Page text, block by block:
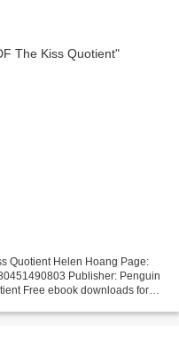
Quotient Helen Hoang Page:
Publisher: Penguin
Free ebook downloads for